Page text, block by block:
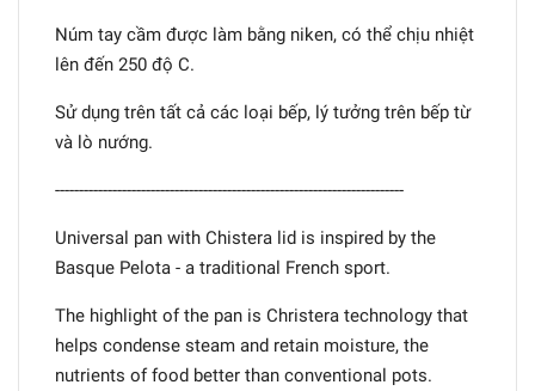
Núm tay cầm được làm bằng niken, có thể chịu nhiệt
lên đến 250 độ C.
Sử dụng trên tất cả các loại bếp, lý tưởng trên bếp từ
và lò nướng.
-------------------------------------------------------------------------
Universal pan with Chistera lid is inspired by the
Basque Pelota - a traditional French sport.
The highlight of the pan is Christera technology that
helps condense steam and retain moisture, the
nutrients of food better than conventional pots.